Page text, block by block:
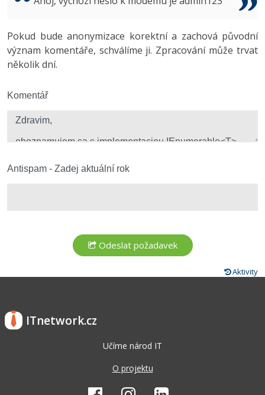
Copywriter
WordPress specialista
Algoritmy -41%
Umělá inteligence (AI) -10%
Windows
Fórum
Pokud bude anonymizace korektní a zachová původní
význam komentáře, schválíme ji. Zpracování může trvat
několik dní.
Komentář
Antispam - Zadej aktuální rok
Aktivity
ITnetwork.cz
Učíme národ IT
O projektu